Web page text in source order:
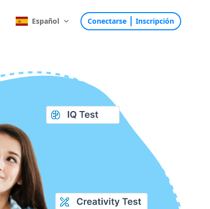
Español Conectarse Inscripción